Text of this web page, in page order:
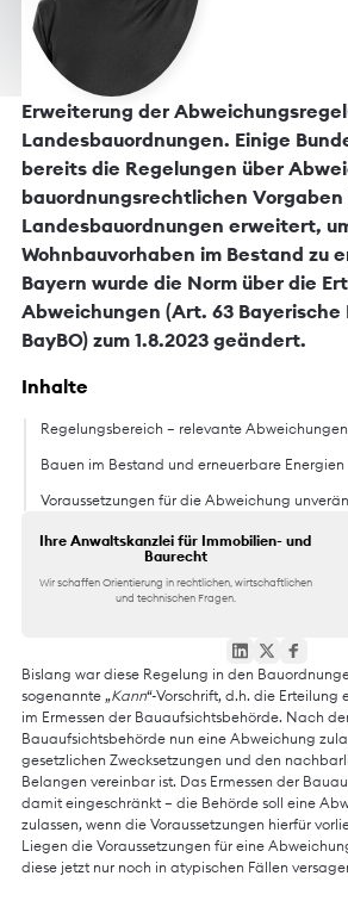
barrierefreien
Zugang.
Erweiterung der
Landesbauordnungen. Einige
bereits die Regelungen über
bauordnungsrechtlichen Vorgaben
Landesbauordnungen erweitert,
Wohnbauvorhaben im Bestand zu
Bayern wurde die Norm über die
Abweichungen (Art. 63 Bayerische
BayBO) zum 1.8.2023 geändert.
Inhalte
Regelungsbereich – relevante Abweichungen
Bauen im Bestand und erneuerbare Energien
Voraussetzungen für die Abweichung
Ihre Anwaltskanzlei für Immobilien- und
Baurecht
Wir schaffen Orientierung in rechtlichen, wirtschaftlichen
und technischen Fragen.
Bislang war diese Regelung in den
sogenannte „Kann“-Vorschrift, d.h. die
im Ermessen der Bauaufsichtsbehörde. Nach
Bauaufsichtsbehörde nun eine Abweichung
gesetzlichen Zwecksetzungen und den
Belangen vereinbar ist. Das Ermessen der
damit eingeschränkt – die Behörde soll eine
zulassen, wenn die Voraussetzungen hierfür
Liegen die Voraussetzungen für eine
diese jetzt nur noch in atypischen Fällen